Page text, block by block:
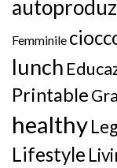
Femminile
lunch
Printable
healthy
Lifestyle